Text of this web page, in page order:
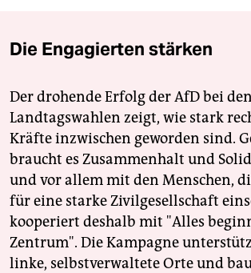
Die Engagierten stärken
Der drohende Erfolg der AfD bei
Landtagswahlen zeigt, wie stark
Kräfte inzwischen geworden sind.
braucht es Zusammenhalt und
und vor allem mit den Menschen,
für eine starke Zivilgesellschaft
kooperiert deshalb mit "Alles
Zentrum". Die Kampagne
linke, selbstverwaltete Orte und